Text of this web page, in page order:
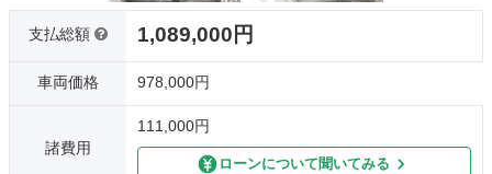
支払総額 1,089,000円
車両価格 978,000円
諸費用
111,000円
ローンについて聞いてみる